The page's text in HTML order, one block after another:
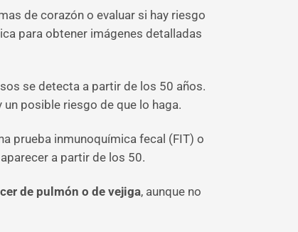
de corazón o evaluar si hay riesgo
para obtener imágenes detalladas
se detecta a partir de los 50 años.
posible riesgo de que lo haga.
prueba inmunoquímica fecal (FIT) o
a partir de los 50.
de pulmón o de vejiga, aunque no